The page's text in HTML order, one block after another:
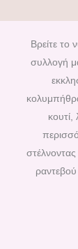
e
b
o
o
k
Βρείτε το
συλλογή